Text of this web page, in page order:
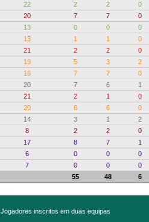
22 2 2 0
20 7 7 0
13 0 0 0
13 1 1 0
21 2 2 0
19 5 3 2
16 7 7 0
20 7 6 1
21 2 1 0
20 6 6 0
14 3 1 2
8 2 2 0
17 8 7 1
6 0 0 0
7 0 0 0
55 48 6
Jogadores inscritos em duas equipas